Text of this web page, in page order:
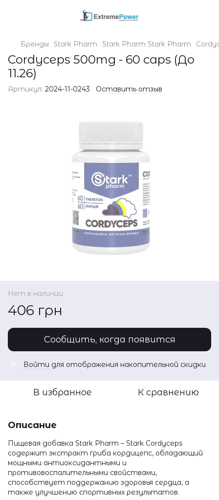
Бренды Stark Pharm Stark Pharm Stark Pharm
Cordyceps 500mg - 60 caps (До
11.26)
Артикул: 2024-11-0243 Оставить отзыв
Нет в наличии
406 грн
Сообщить, когда появится
Войти для отображения накопительной скидки
В избранное К сравнению
Описание
Пищевая добавка Stark Pharm – Stark Cordyceps
содержит экстракт гриба кордицепс, обладающий
мощными антиоксидантными и
противовоспалительными свойствами,
способствует поддержанию здоровья сердца, а
также улучшению спортивных результатов.